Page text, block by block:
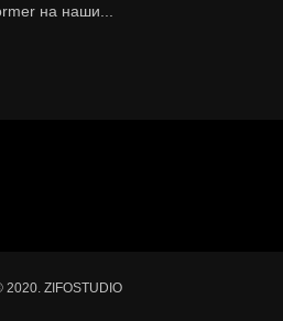
на наши...
ZIFOSTUDIO